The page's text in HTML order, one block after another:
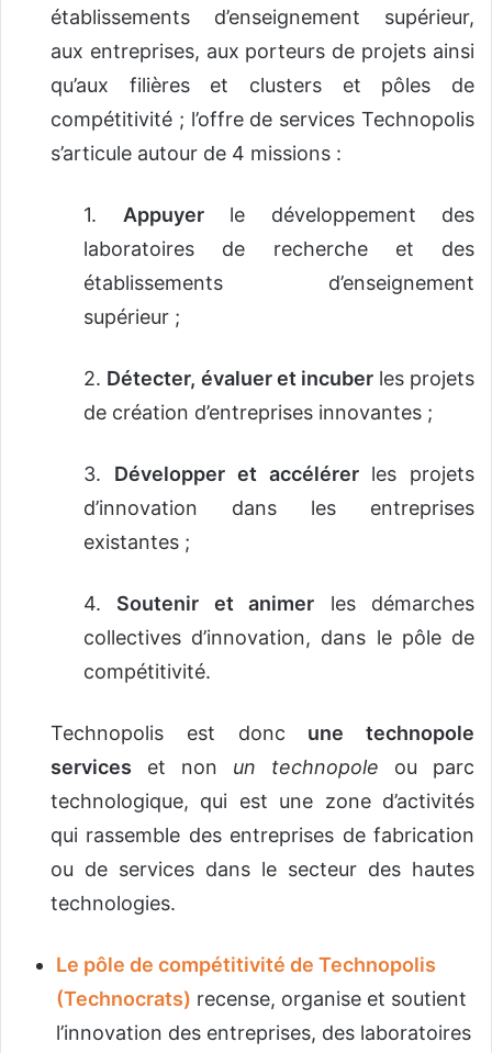
établissements d’enseignement supérieur,
aux entreprises, aux porteurs de projets ainsi
qu’aux filières et clusters et pôles de
compétitivité ; l’offre de services Technopolis
s’articule autour de 4 missions :
1. Appuyerle développement des
laboratoires de recherche et des
établissements d’enseignement
supérieur ;
2. Détecter, évaluer et incuber les projets
de création d’entreprises innovantes ;
3. Développer et accélérer les projets
d’innovation dans les entreprises
existantes ;
4. Soutenir et animer les démarches
collectives d’innovation, dans le pôle de
compétitivité.
Technopolis est donc une technopole
services et non un technopole ou parc
technologique, qui est une zone d’activités
qui rassemble des entreprises de fabrication
ou de services dans le secteur des hautes
technologies.
Le pôle de compétitivité de Technopolis
(Technocrats) recense, organise et soutient
l’innovation des entreprises, des laboratoires